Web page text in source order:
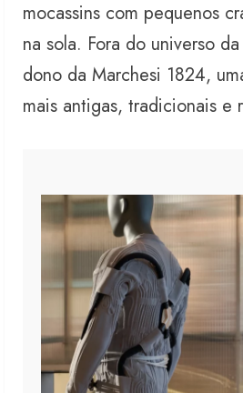
mocassins com pequenos
na sola. Fora do universo
dono da Marchesi 1824,
mais antigas, tradicionais e